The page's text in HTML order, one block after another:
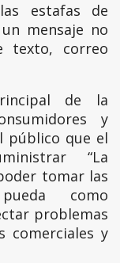
estafas de
mensaje no
texto, correo
de la
y
público que el
“La
tomar las
como
problemas
comerciales y